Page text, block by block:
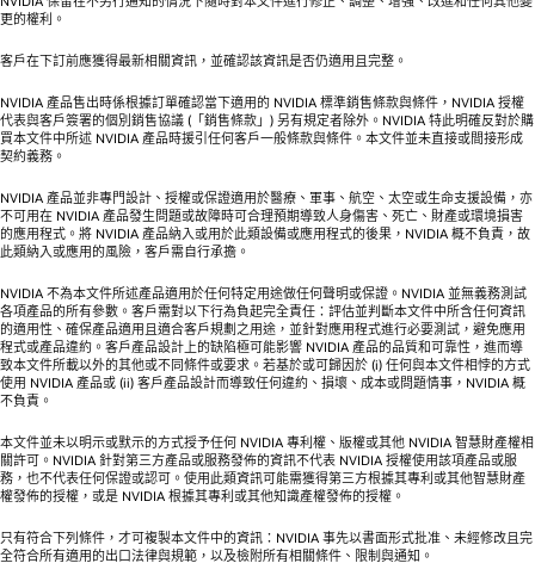
更的權利。
客戶在下訂前應獲得最新相關資訊，並確認該資訊是否仍適用且完整。
NVIDIA 產品售出時係根據訂單確認當下適用的 NVIDIA 標準銷售條款與條件，NVIDIA 授權
代表與客戶簽署的個別銷售協議 (「銷售條款」) 另有規定者除外。NVIDIA 特此明確反對於購
買本文件中所述 NVIDIA 產品時援引任何客戶一般條款與條件。本文件並未直接或間接形成
契約義務。
NVIDIA 產品並非專門設計、授權或保證適用於醫療、軍事、航空、太空或生命支援設備，亦
不可用在 NVIDIA 產品發生問題或故障時可合理預期導致人身傷害、死亡、財產或環境損害
的應用程式。將 NVIDIA 產品納入或用於此類設備或應用程式的後果，NVIDIA 概不負責，故
此類納入或應用的風險，客戶需自行承擔。
NVIDIA 不為本文件所述產品適用於任何特定用途做任何聲明或保證。NVIDIA 並無義務測試
各項產品的所有參數。客戶需對以下行為負起完全責任：評估並判斷本文件中所含任何資訊
的適用性、確保產品適用且適合客戶規劃之用途，並針對應用程式進行必要測試，避免應用
程式或產品違約。客戶產品設計上的缺陷極可能影響 NVIDIA 產品的品質和可靠性，進而導
致本文件所載以外的其他或不同條件或要求。若基於或可歸因於 (i) 任何與本文件相悖的方式
使用 NVIDIA 產品或 (ii) 客戶產品設計而導致任何違約、損壞、成本或問題情事，NVIDIA 概
不負責。
本文件並未以明示或默示的方式授予任何 NVIDIA 專利權、版權或其他 NVIDIA 智慧財產權相
關許可。NVIDIA 針對第三方產品或服務發佈的資訊不代表 NVIDIA 授權使用該項產品或服
務，也不代表任何保證或認可。使用此類資訊可能需獲得第三方根據其專利或其他智慧財產
權發佈的授權，或是 NVIDIA 根據其專利或其他知識產權發佈的授權。
只有符合下列條件，才可複製本文件中的資訊：NVIDIA 事先以書面形式批准、未經修改且完
全符合所有適用的出口法律與規範，以及檢附所有相關條件、限制與通知。